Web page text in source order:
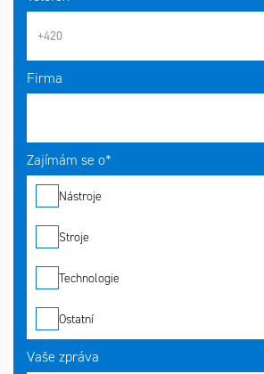
Firma
Zajímám se o*
Nástroje
Stroje
Technologie
Ostatní
Vaše zpráva